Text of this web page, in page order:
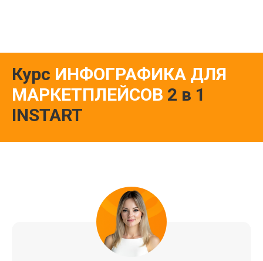
Курс ИНФОГРАФИКА ДЛЯ
МАРКЕТПЛЕЙСОВ 2 в 1
INSTART